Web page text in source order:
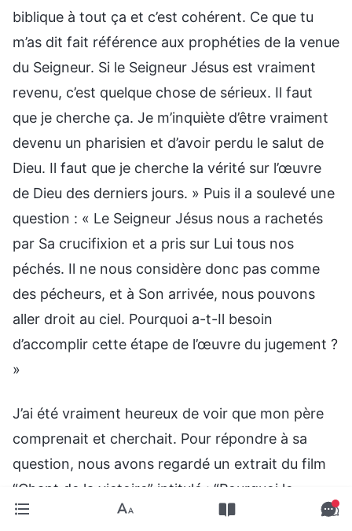
biblique à tout ça et c’est cohérent. Ce que tu
m’as dit fait référence aux prophéties de la venue
du Seigneur. Si le Seigneur Jésus est vraiment
revenu, c’est quelque chose de sérieux. Il faut
que je cherche ça. Je m’inquiète d’être vraiment
devenu un pharisien et d’avoir perdu le salut de
Dieu. Il faut que je cherche la vérité sur l’œuvre
de Dieu des derniers jours. » Puis il a soulevé une
question : « Le Seigneur Jésus nous a rachetés
par Sa crucifixion et a pris sur Lui tous nos
péchés. Il ne nous considère donc pas comme
des pécheurs, et à Son arrivée, nous pouvons
aller droit au ciel. Pourquoi a-t-Il besoin
d’accomplir cette étape de l’œuvre du jugement ?
»
J’ai été vraiment heureux de voir que mon père
comprenait et cherchait. Pour répondre à sa
question, nous avons regardé un extrait du film
“Chant de la victoire” intitulé : “Pourquoi le
Seigneur revient-Il accomplir l’œuvre de